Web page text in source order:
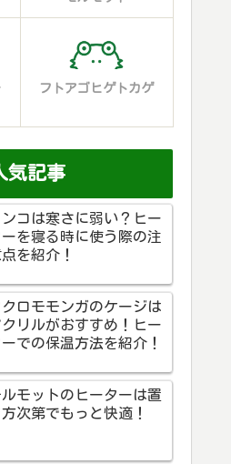
フトアゴヒゲトカゲ
気記事
ンコは寒さに弱い？ヒー
ーを寝る時に使う際の注
を紹介！
クロモモンガのケージは
クリルがおすすめ！ヒー
での保温方法を紹介！
ルモットのヒーターは置
方次第でもっと快適！